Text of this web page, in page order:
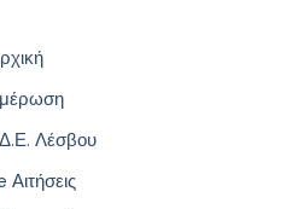
Λέσβου
Αιτήσεις